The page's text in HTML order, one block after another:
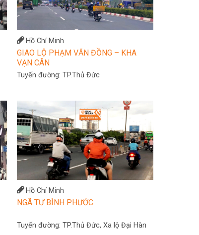
Hồ Chí Minh
GIAO LỘ PHẠM VĂN ĐỒNG – KHA
VẠN CÂN
Tuyến đường: TP.Thủ Đức
Hồ Chí Minh
NGÃ TƯ BÌNH PHƯỚC
Tuyến đường: TP.Thủ Đức, Xa lộ Đại Hàn